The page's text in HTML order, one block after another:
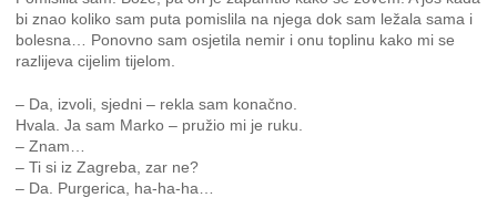
bi znao koliko sam puta pomislila na njega dok sam ležala sama i
bolesna… Ponovno sam osjetila nemir i onu toplinu kako mi se
razlijeva cijelim tijelom.
– Da, izvoli, sjedni – rekla sam konačno.
Hvala. Ja sam Marko – pružio mi je ruku.
– Znam…
– Ti si iz Zagreba, zar ne?
– Da. Purgerica, ha-ha-ha…